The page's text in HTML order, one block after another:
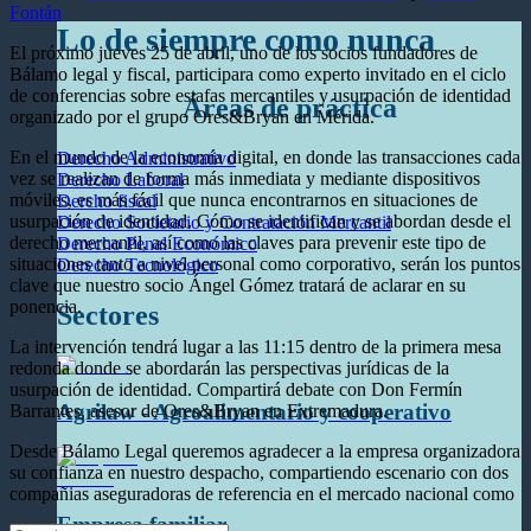
Lo de siempre como nunca
Áreas de práctica
Derecho Administrativo
Derecho Laboral
Dercho fiscal
Derecho Societario y Contratación Mercantil
Derecho Penal Económico
Derecho Tecnológico
Sectores
Agrilaw - Agroalimentario y cooperativo
Empresa familiar
Fontán
El próximo jueves 25 de abril, uno de los socios fundadores de
Bálamo legal y fiscal, participara como experto invitado en el ciclo
de conferencias sobre estafas mercantiles y usurpación de identidad
organizado por el grupo Ores&Bryan en Mérida.
En el mundo de la economía digital, en donde las transacciones cada
vez se realizan de forma más inmediata y mediante dispositivos
móviles, es más fácil que nunca encontrarnos en situaciones de
usurpación de identidad. Cómo se identifican y se abordan desde el
derecho mercantil, así como las claves para prevenir este tipo de
situaciones tanto a nivel personal como corporativo, serán los puntos
clave que nuestro socio Ángel Gómez tratará de aclarar en su
ponencia.
La intervención tendrá lugar a las 11:15 dentro de la primera mesa
redonda donde se abordarán las perspectivas jurídicas de la
usurpación de identidad. Compartirá debate con Don Fermín
Barrantes, asesor de Ores&Bryan en Extremadura.
Desde Bálamo Legal queremos agradecer a la empresa organizadora
su confianza en nuestro despacho, compartiendo escenario con dos
compañias aseguradoras de referencia en el mercado nacional como